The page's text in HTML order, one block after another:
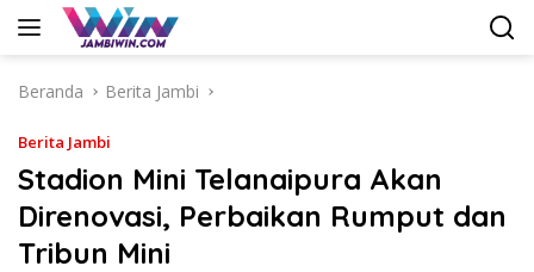
Langsung
Beranda
Berita Jambi
Berita Jambi
Stadion Mini Telanaipura Akan
Direnovasi, Perbaikan Rumput dan
Tribun Mini